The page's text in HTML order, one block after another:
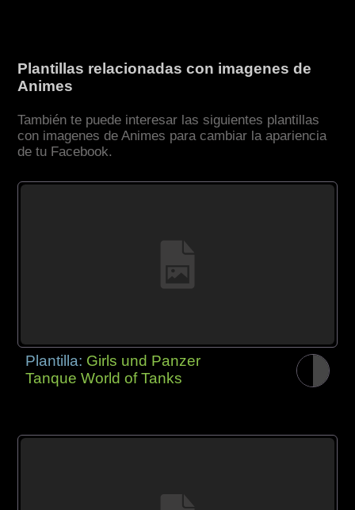
Plantillas relacionadas con imagenes de
Animes
También te puede interesar las siguientes plantillas
con imagenes de Animes para cambiar la apariencia
de tu Facebook.
Plantilla: Girls und Panzer
Tanque World of Tanks